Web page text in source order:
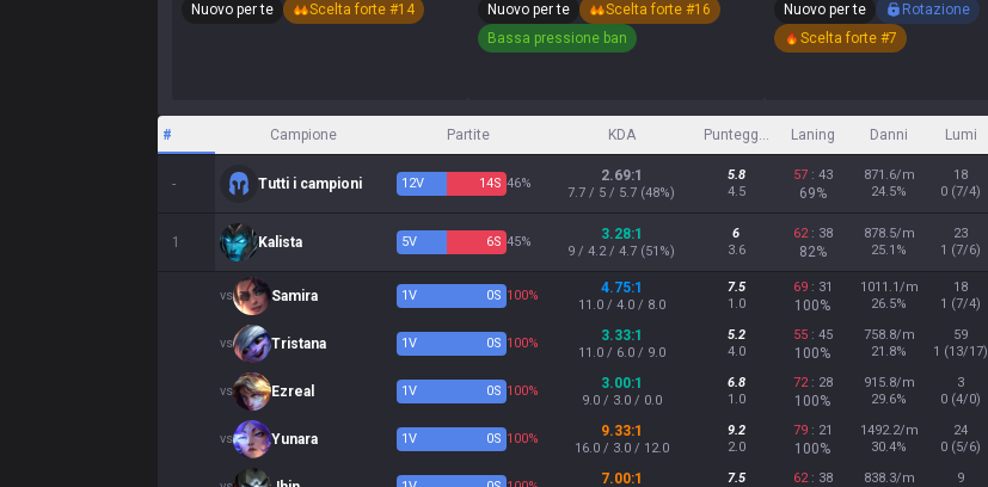
Nuovo per te
Scelta forte #14
Nuovo per te
Scelta forte #16
Bassa pressione ban
Nuovo per te
Rotazione
Scelta forte #7
# Campione Partite KDA Punteggio OP Laning Danni Lumi
- Tutti i campioni 12V 14S 46% 2.69:1
7.7 / 5 / 5.7 (48%)
5.8
4.5
57: 43
69%
871.6/m
24.5%
18
0 (7/4)
1 Kalista 5V 6S 45% 3.28:1
9 / 4.2 / 4.7 (51%)
6
3.6
62: 38
82%
878.5/m
25.1%
23
1 (7/6)
vs Samira 1V 0S 100% 4.75:1
11.0 / 4.0 / 8.0
7.5
1.0
69: 31
100%
1011.1/m
26.5%
18
1 (7/4)
vs Tristana 1V 0S 100% 3.33:1
11.0 / 6.0 / 9.0
5.2
4.0
55: 45
100%
758.8/m
21.8%
59
1 (13/17)
vs Ezreal 1V 0S 100% 3.00:1
9.0 / 3.0 / 0.0
6.8
1.0
72: 28
100%
915.8/m
29.6%
3
0 (4/0)
vs Yunara 1V 0S 100% 9.33:1
16.0 / 3.0 / 12.0
9.2
2.0
79: 21
100%
1492.2/m
30.4%
24
0 (5/6)
7.00:1
7.5
62: 38
838.3/m
9